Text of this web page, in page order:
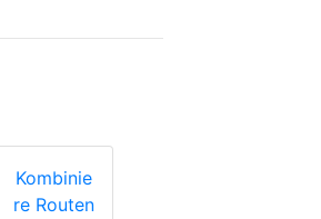
Kombinie
re Routen